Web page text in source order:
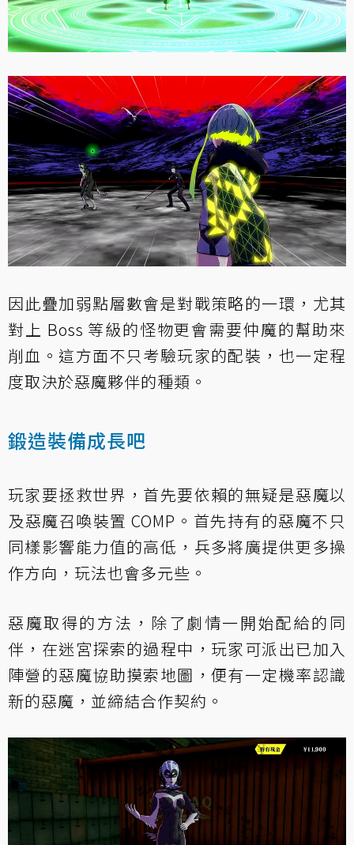
因此疊加弱點層數會是對戰策略的一環，尤其
對上 Boss 等級的怪物更會需要仲魔的幫助來
削血。這方面不只考驗玩家的配裝，也一定程
度取決於惡魔夥伴的種類。
鍛造裝備成長吧
玩家要拯救世界，首先要依賴的無疑是惡魔以
及惡魔召喚裝置 COMP。首先持有的惡魔不只
同樣影響能力值的高低，兵多將廣提供更多操
作方向，玩法也會多元些。
惡魔取得的方法，除了劇情一開始配給的同
伴，在迷宮探索的過程中，玩家可派出已加入
陣營的惡魔協助摸索地圖，便有一定機率認識
新的惡魔，並締結合作契約。